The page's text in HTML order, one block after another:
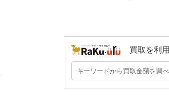
買取を利